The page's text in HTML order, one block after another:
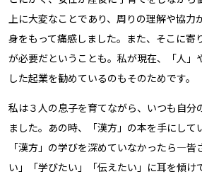
上に大変なことであり、周りの理解や協力
身をもって痛感しました。また、そこに寄
が必要だということも。私が現在、「人」
した起業を勧めているのもそのためです。
私は３人の息子を育てながら、いつも自分
ました。あの時、「漢方」の本を手にして
「漢方」の学びを深めていなかったら―皆
い」「学びたい」「伝えたい」に耳を傾け